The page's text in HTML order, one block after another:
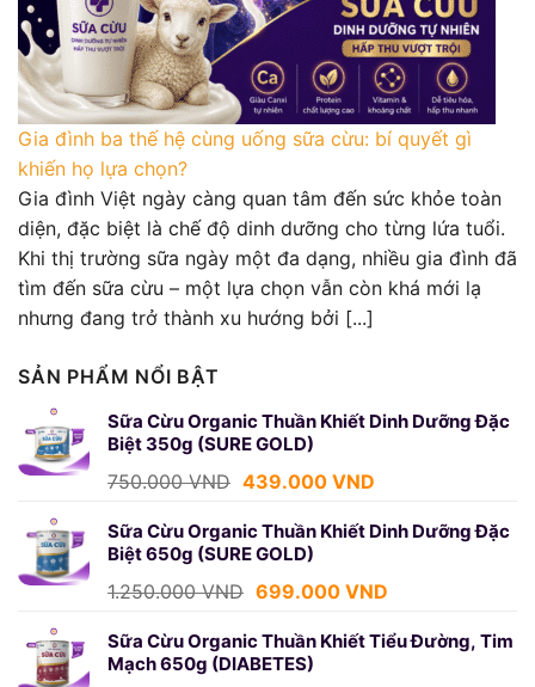
Gia đình ba thế hệ cùng uống sữa cừu: bí quyết gì
khiến họ lựa chọn?
Gia đình Việt ngày càng quan tâm đến sức khỏe toàn
diện, đặc biệt là chế độ dinh dưỡng cho từng lứa tuổi.
Khi thị trường sữa ngày một đa dạng, nhiều gia đình đã
tìm đến sữa cừu – một lựa chọn vẫn còn khá mới lạ
nhưng đang trở thành xu hướng bởi [...]
SẢN PHẨM NỔI BẬT
Sữa Cừu Organic Thuần Khiết Dinh Dưỡng Đặc
Biệt 350g (SURE GOLD)
750.000VND Giá
là:
750.000 VND.
439.000 VNDGiá
tại
439.000 VND.
Sữa Cừu Organic Thuần Khiết Dinh Dưỡng Đặc
Biệt 650g (SURE GOLD)
1.250.000VND Giá
là:
1.250.000 VND.
699.000 VNDGiá
tại
Sữa Cừu Organic Thuần Khiết Tiểu Đường, Tim
Mạch 650g (DIABETES)